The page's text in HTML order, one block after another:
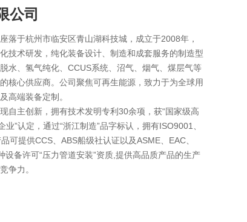
公司
落于杭州市临安区青山湖科技城，成立于2008年，
技术研发，纯化装备设计、制造和成套服务的制造型
水、氢气纯化、CCUS系统、沼气、烟气、煤层气等
核心供应商。公司聚焦可再生能源，致力于为全球用
高端装备定制。
自主创新，拥有技术发明专利30余项，获“国家级高
”认定，通过“浙江制造”品字标认，拥有ISO9001、
可提供CCS、ABS船级社认证以及ASME、EAC、
备许可“压力管道安装”资质,提供高品质产品的生产
争力。